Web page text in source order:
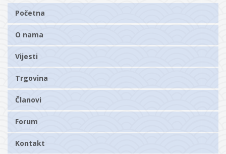
Početna
O nama
Vijesti
Trgovina
Članovi
Forum
Kontakt